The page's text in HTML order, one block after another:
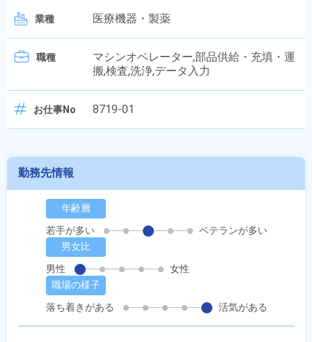
業種 医療機器・製薬
職種
マシンオペレーター,部品供給・充填・運
搬,検査,洗浄,データ入力
お仕事No 8719-01
勤務先情報
年齢層
若手が多い
ベテランが多い
男女比
男性
女性
職場の様子
落ち着きがある
活気がある